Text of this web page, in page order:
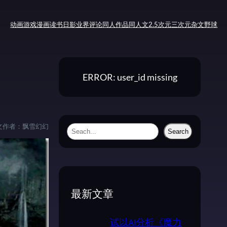
动画游戏漫画读书日影业界评论同人作品同人文2.5次元三次元杂文野球
者： 飘雪幻幻
ERROR: user_id missing
S
e
Search
最新文章
试以AI分析《魔力